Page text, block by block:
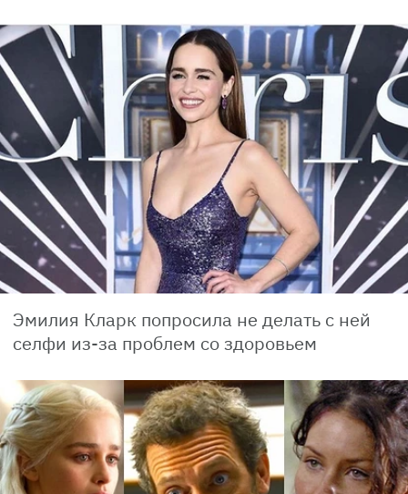
Эмилия Кларк попросила не делать с ней
селфи из-за проблем со здоровьем